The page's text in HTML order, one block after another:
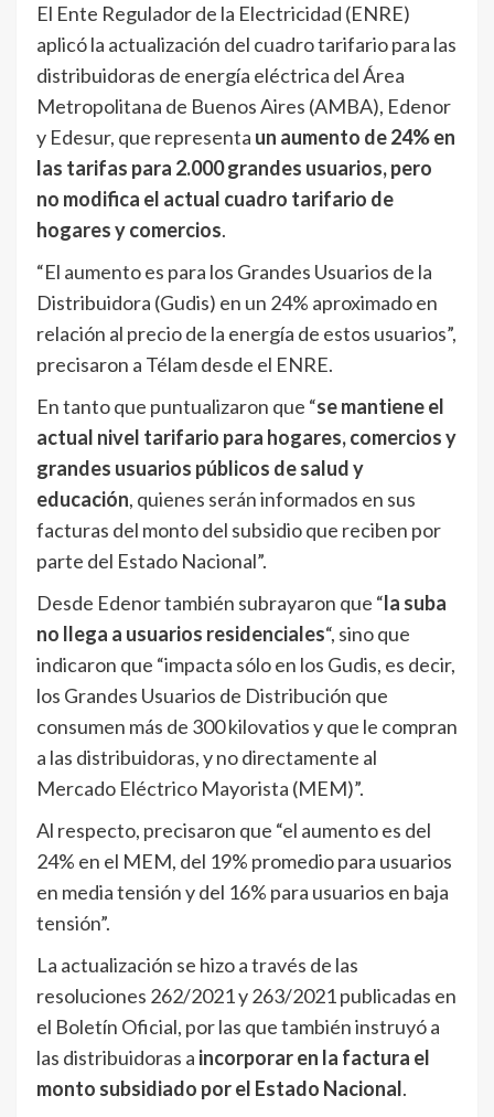
El Ente Regulador de la Electricidad (ENRE)
aplicó la actualización del cuadro tarifario para las
distribuidoras de energía eléctrica del Área
Metropolitana de Buenos Aires (AMBA), Edenor
y Edesur, que representa un aumento de 24% en
las tarifas para 2.000 grandes usuarios, pero
no modifica el actual cuadro tarifario de
hogares y comercios.
“El aumento es para los Grandes Usuarios de la
Distribuidora (Gudis) en un 24% aproximado en
relación al precio de la energía de estos usuarios”,
precisaron a Télam desde el ENRE.
En tanto que puntualizaron que “se mantiene el
actual nivel tarifario para hogares, comercios y
grandes usuarios públicos de salud y
educación, quienes serán informados en sus
facturas del monto del subsidio que reciben por
parte del Estado Nacional”.
Desde Edenor también subrayaron que “la suba
no llega a usuarios residenciales“, sino que
indicaron que “impacta sólo en los Gudis, es decir,
los Grandes Usuarios de Distribución que
consumen más de 300 kilovatios y que le compran
a las distribuidoras, y no directamente al
Mercado Eléctrico Mayorista (MEM)”.
Al respecto, precisaron que “el aumento es del
24% en el MEM, del 19% promedio para usuarios
en media tensión y del 16% para usuarios en baja
tensión”.
La actualización se hizo a través de las
resoluciones 262/2021 y 263/2021 publicadas en
el Boletín Oficial, por las que también instruyó a
las distribuidoras a incorporar en la factura el
monto subsidiado por el Estado Nacional.